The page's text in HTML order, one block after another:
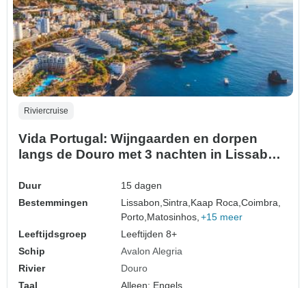
Riviercruise
Vida Portugal: Wijngaarden en dorpen
langs de Douro met 3 nachten in Lissabon
Duur
15 dagen
Bestemmingen
Lissabon,Sintra,Kaap Roca,Coimbra,
Porto,Matosinhos, +15 meer
Leeftijdsgroep
Leeftijden 8+
Schip
Avalon Alegria
Rivier
Douro
Taal
Alleen: Engels